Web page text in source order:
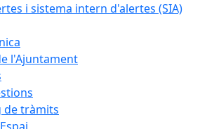
i sistema intern d'alertes (SIA)
l'Ajuntament
de tràmits